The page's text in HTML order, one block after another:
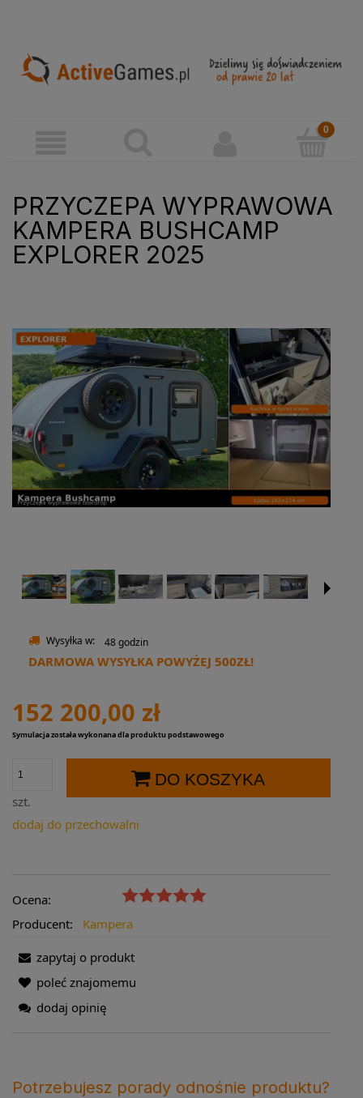
PRZYCZEPA WYPRAWOWA
KAMPERA BUSHCAMP
EXPLORER 2025
Wysyłka w: 48 godzin
DARMOWA WYSYŁKA POWYŻEJ 500ZŁ!
152 200,00 zł
Symulacja została wykonana dla produktu podstawowego
szt.
DO KOSZYKA
dodaj do przechowalni
Ocena:
Producent:
Kampera
zapytaj o produkt
poleć znajomemu
dodaj opinię
Potrzebujesz porady odnośnie produktu?